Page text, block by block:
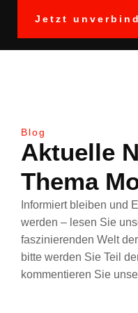
Blog
Aktuelle
Thema
Informiert bleiben und
werden – lesen Sie
faszinierenden Welt
bitte werden Sie Teil
kommentieren Sie